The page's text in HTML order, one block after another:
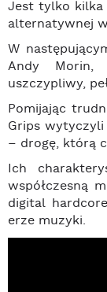
Jest tylko kilka
alternatywnej
W
Andy
uszczypliwy,
Pomijając
Grips wytyczyli
– drogę, którą
Ich
współczesną
digital
erze muzyki.